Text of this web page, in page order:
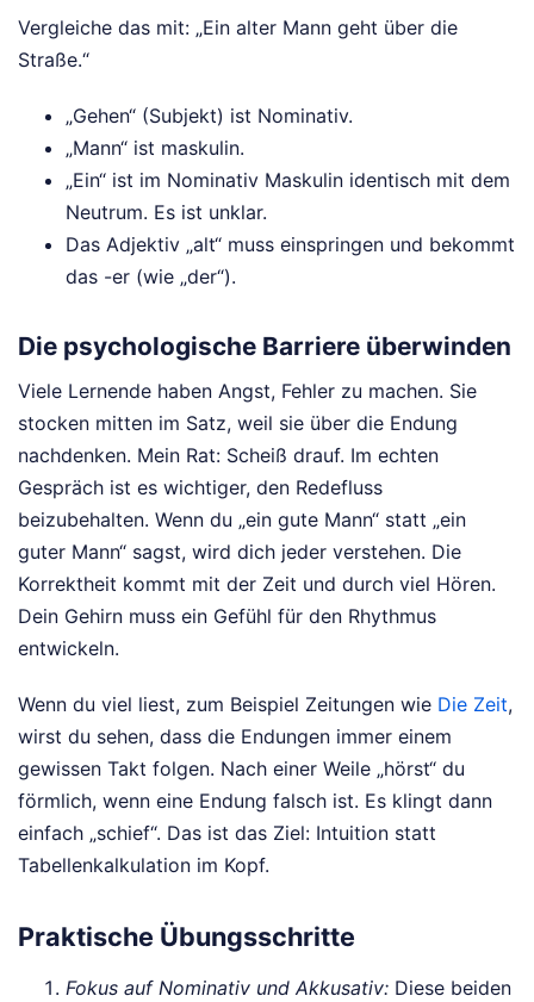
Vergleiche das mit: „Ein alter Mann geht über die
Straße.“
„Gehen“ (Subjekt) ist Nominativ.
„Mann“ ist maskulin.
„Ein“ ist im Nominativ Maskulin identisch mit dem
Neutrum. Es ist unklar.
Das Adjektiv „alt“ muss einspringen und bekommt
das -er (wie „der“).
Die psychologische Barriere überwinden
Viele Lernende haben Angst, Fehler zu machen. Sie
stocken mitten im Satz, weil sie über die Endung
nachdenken. Mein Rat: Scheiß drauf. Im echten
Gespräch ist es wichtiger, den Redefluss
beizubehalten. Wenn du „ein gute Mann“ statt „ein
guter Mann“ sagst, wird dich jeder verstehen. Die
Korrektheit kommt mit der Zeit und durch viel Hören.
Dein Gehirn muss ein Gefühl für den Rhythmus
entwickeln.
Wenn du viel liest, zum Beispiel Zeitungen wie Die Zeit,
wirst du sehen, dass die Endungen immer einem
gewissen Takt folgen. Nach einer Weile „hörst“ du
förmlich, wenn eine Endung falsch ist. Es klingt dann
einfach „schief“. Das ist das Ziel: Intuition statt
Tabellenkalkulation im Kopf.
Praktische Übungsschritte
Fokus auf Nominativ und Akkusativ: Diese beiden